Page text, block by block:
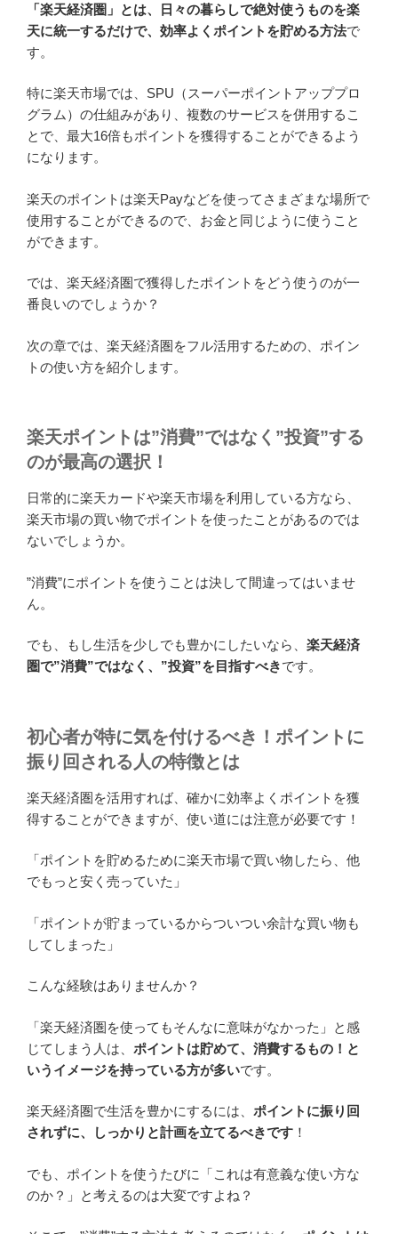
「楽天経済圏」とは、
日々の暮らしで絶対使うものを楽
天に統一するだけで、効率よくポイントを貯める方法で
す。
特に楽天市場では、SPU（スーパーポイントアッププロ
グラム）の仕組みがあり、複数のサービスを併用するこ
とで、最大16倍もポイントを獲得することができるよう
になります。
楽天のポイントは楽天Payなどを使ってさまざまな場所で
使用することができるので、お金と同じように使うこと
ができます。
では、楽天経済圏で獲得したポイントをどう使うのが一
番良いのでしょうか？
次の章では、楽天経済圏をフル活用するための、ポイン
トの使い方を紹介します。
楽天ポイントは”消費”ではなく”投資”する
のが最高の選択！
日常的に楽天カードや楽天市場を利用している方なら、
楽天市場の買い物でポイントを使ったことがあるのでは
ないでしょうか。
”消費”にポイントを使うことは決して間違ってはいませ
ん。
でも、もし生活を少しでも豊かにしたいなら、 楽天経済
圏で”消費”ではなく、”投資”を目指すべきです。
初心者が特に気を付けるべき！ポイントに
振り回される人の特徴とは
楽天経済圏を活用すれば、確かに効率よくポイントを獲
得することができますが、使い道には注意が必要です！
「ポイントを貯めるために楽天市場で買い物したら、他
でもっと安く売っていた」
「ポイントが貯まっているからついつい余計な買い物も
してしまった」
こんな経験はありませんか？
「楽天経済圏を使ってもそんなに意味がなかった」と感
じてしまう人は、 ポイントは貯めて、消費するもの！と
いうイメージを持っている方が多いです。
楽天経済圏で生活を豊かにするには、 ポイントに振り回
されずに、しっかりと計画を立てるべきです ！
でも、ポイントを使うたびに「これは有意義な使い方な
のか？」と考えるのは大変ですよね？